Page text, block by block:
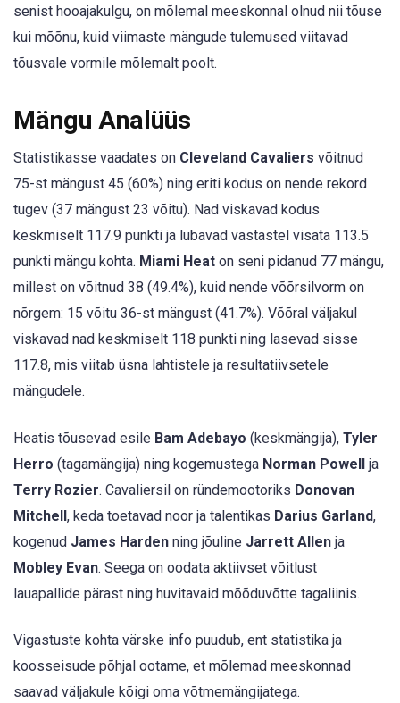
senist hooajakulgu, on mõlemal meeskonnal olnud nii tõuse
kui mõõnu, kuid viimaste mängude tulemused viitavad
tõusvale vormile mõlemalt poolt.
Mängu Analüüs
Statistikasse vaadates on Cleveland Cavaliers võitnud
75-st mängust 45 (60%) ning eriti kodus on nende rekord
tugev (37 mängust 23 võitu). Nad viskavad kodus
keskmiselt 117.9 punkti ja lubavad vastastel visata 113.5
punkti mängu kohta. Miami Heat on seni pidanud 77 mängu,
millest on võitnud 38 (49.4%), kuid nende võõrsilvorm on
nõrgem: 15 võitu 36-st mängust (41.7%). Võõral väljakul
viskavad nad keskmiselt 118 punkti ning lasevad sisse
117.8, mis viitab üsna lahtistele ja resultatiivsetele
mängudele.
Heatis tõusevad esile Bam Adebayo (keskmängija), Tyler
Herro (tagamängija) ning kogemustega Norman Powell ja
Terry Rozier. Cavaliersil on ründemootoriks Donovan
Mitchell, keda toetavad noor ja talentikas Darius Garland,
kogenud James Harden ning jõuline Jarrett Allen ja
Mobley Evan. Seega on oodata aktiivset võitlust
lauapallide pärast ning huvitavaid mõõduvõtte tagaliinis.
Vigastuste kohta värske info puudub, ent statistika ja
koosseisude põhjal ootame, et mõlemad meeskonnad
saavad väljakule kõigi oma võtmemängijatega.